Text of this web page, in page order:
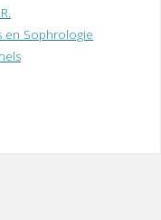
en Sophrologie